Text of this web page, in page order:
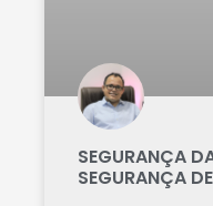
SEGURANÇA
SEGURANÇA